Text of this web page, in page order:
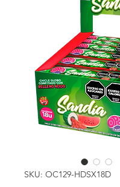
SKU: OC129-HDSX18D